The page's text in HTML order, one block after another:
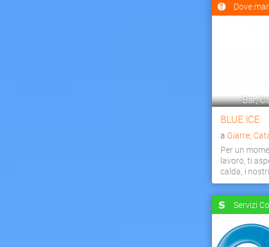
Dove
Bar,
BLUE ICE
a Giarre,
Per un
lavoro, ti
calda, i
Servizi